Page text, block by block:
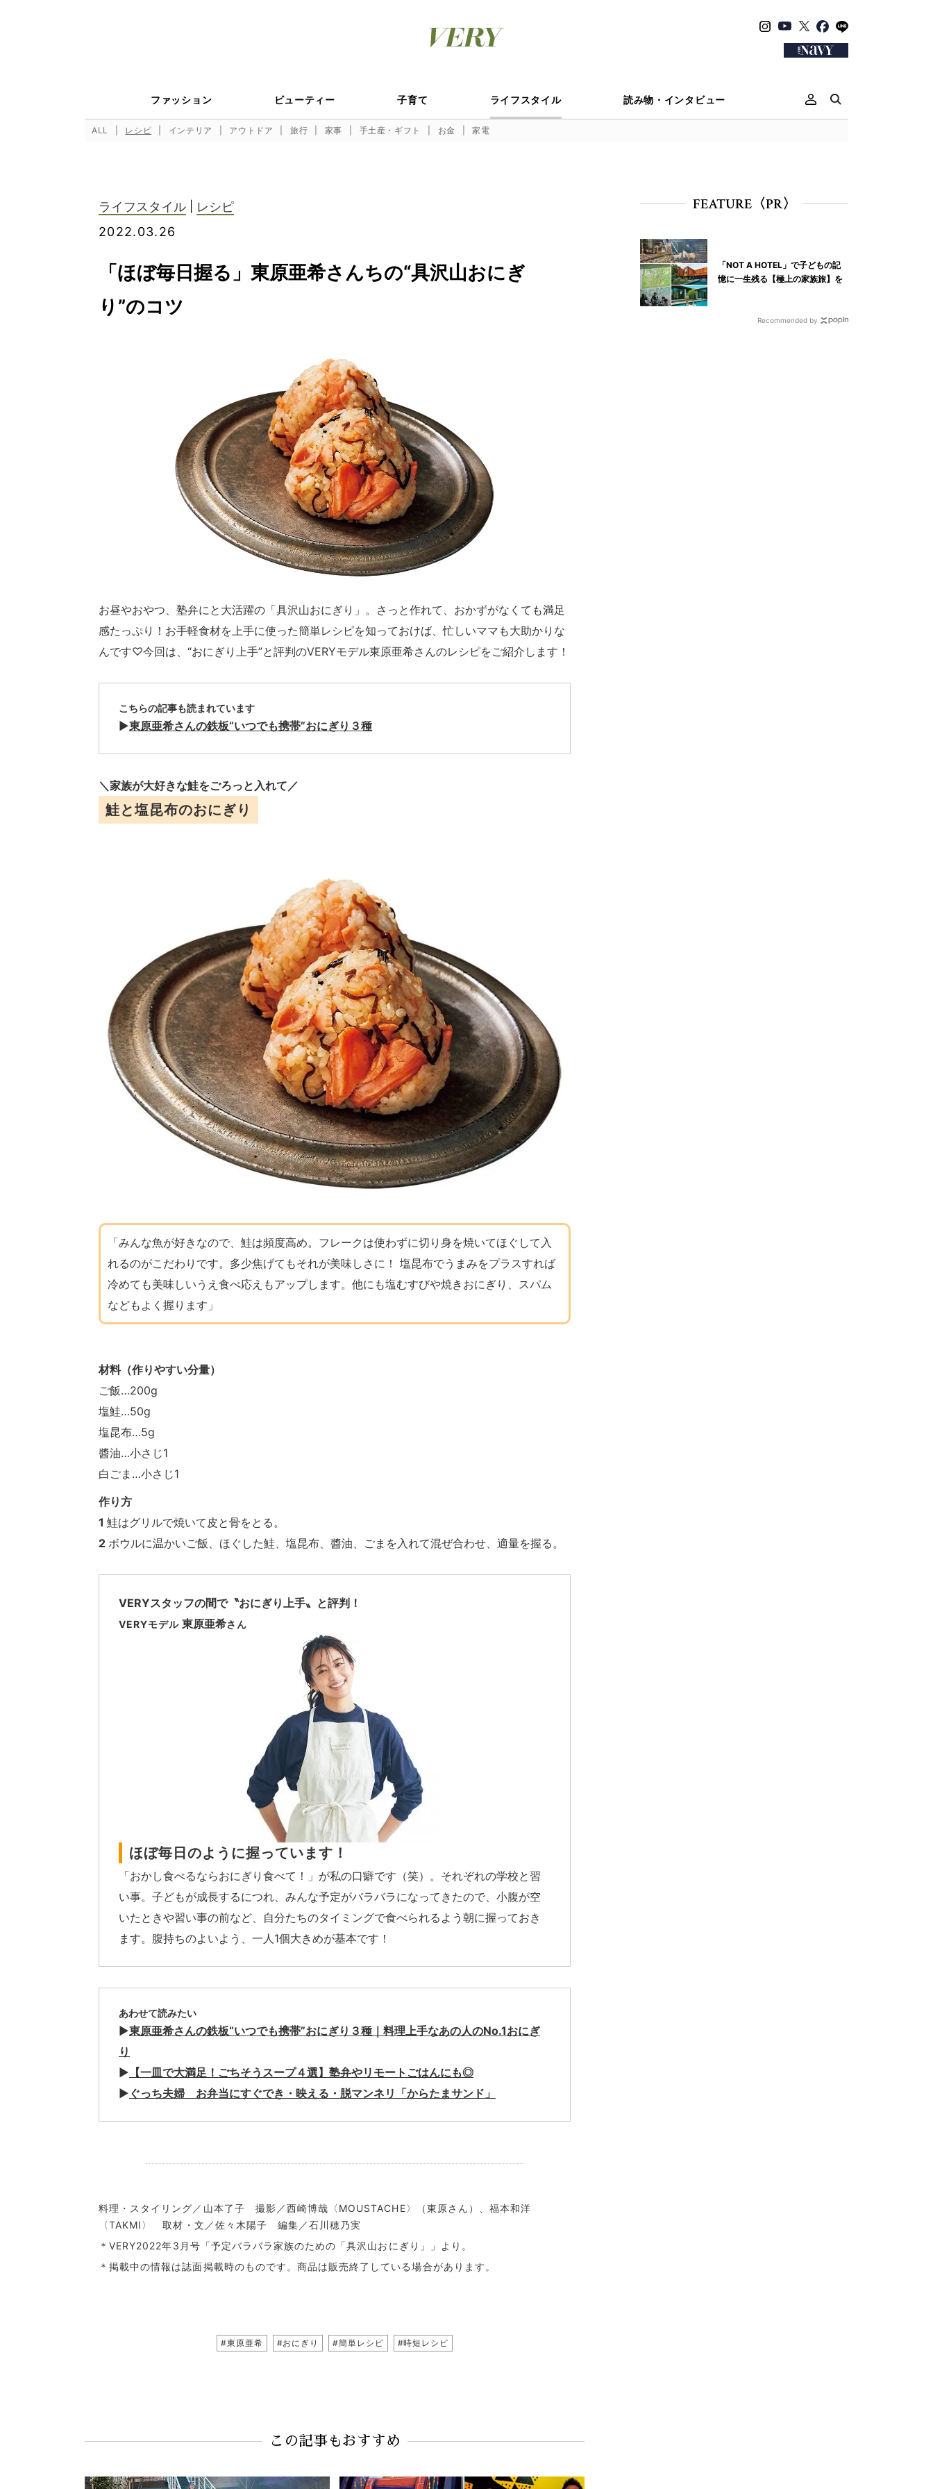
ファッション ビューティー 子育て ライフスタイル 読み物・インタビュー
ALL レシピ インテリア アウトドア 旅行 家事 手土産・ギフト お金 家電
ライフスタイル
レシピ
2022.03.26
「ほぼ毎日握る」東原亜希さんちの“具沢山おにぎ
り”のコツ
お昼やおやつ、塾弁にと大活躍の「具沢山おにぎり」。さっと作れて、おかずがなくても満足
感たっぷり！お手軽食材を上手に使った簡単レシピを知っておけば、忙しいママも大助かりな
んです♡今回は、“おにぎり上手”と評判のVERYモデル東原亜希さんのレシピをご紹介します！
こちらの記事も読まれています
▶︎東原亜希さんの鉄板“いつでも携帯”おにぎり３種
＼家族が大好きな鮭をごろっと入れて／
鮭と塩昆布のおにぎり
「みんな魚が好きなので、鮭は頻度高め。フレークは使わずに切り身を焼いてほぐして入
れるのがこだわりです。多少焦げてもそれが美味しさに！ 塩昆布でうまみをプラスすれば
冷めても美味しいうえ食べ応えもアップします。他にも塩むすびや焼きおにぎり、スパム
などもよく握ります」
材料（作りやすい分量）
ご飯…200g
塩鮭…50g
塩昆布…5g
醬油…小さじ1
白ごま…小さじ1
作り方
1 鮭はグリルで焼いて皮と骨をとる。
2 ボウルに温かいご飯、ほぐした鮭、塩昆布、醬油、ごまを入れて混ぜ合わせ、適量を握る。
VERYスタッフの間で〝おにぎり上手〟と評判！
VERYモデル 東原亜希さん
ほぼ毎日のように握っています！
「おかし食べるならおにぎり食べて！」が私の口癖です（笑）。それぞれの学校と習
い事。子どもが成長するにつれ、みんな予定がバラバラになってきたので、小腹が空
いたときや習い事の前など、自分たちのタイミングで食べられるよう朝に握っておき
ます。腹持ちのよいよう、一人1個大きめが基本です！
あわせて読みたい
▶︎東原亜希さんの鉄板“いつでも携帯”おにぎり３種｜料理上手なあの人のNo.1おにぎ
り
▶︎ 【一皿で大満足！ごちそうスープ４選】塾弁やリモートごはんにも◎
▶︎ ぐっち夫婦 お弁当にすぐでき・映える・脱マンネリ「からたまサンド」
料理・スタイリング／山本了子 撮影／西崎博哉〈MOUSTACHE〉（東原さん）、福本和洋
〈TAKMI〉 取材・文／佐々木陽子 編集／石川穂乃実
＊VERY2022年3月号「予定バラバラ家族のための「具沢山おにぎり」」より。
＊掲載中の情報は誌面掲載時のものです。商品は販売終了している場合があります。
#東原亜希 #おにぎり #簡単レシピ #時短レシピ
この記事もおすすめ
FEATURE〈PR〉
「NOT A HOTEL」で子どもの記
憶に一生残る【極上の家族旅】を
Recommended by